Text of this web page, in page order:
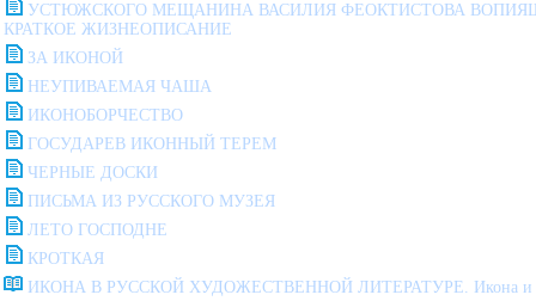
УСТЮЖСКОГО МЕЩАНИНА ВАСИЛИЯ ФЕОКТИСТОВА
КРАТКОЕ ЖИЗНЕОПИСАНИЕ
ЗА ИКОНОЙ
НЕУПИВАЕМАЯ ЧАША
ИКОНОБОРЧЕСТВО
ГОСУДАРЕВ ИКОННЫЙ ТЕРЕМ
ЧЕРНЫЕ ДОСКИ
ПИСЬМА ИЗ РУССКОГО МУЗЕЯ
ЛЕТО ГОСПОДНЕ
КРОТКАЯ
ИКОНА В РУССКОЙ ХУДОЖЕСТВЕННОЙ ЛИТЕРАТУРЕ. Икона и